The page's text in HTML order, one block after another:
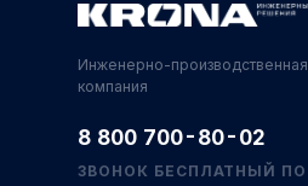
Инженерно-производственная
компания
8 800 700-80-02
ЗВОНОК БЕСПЛАТНЫЙ ПО